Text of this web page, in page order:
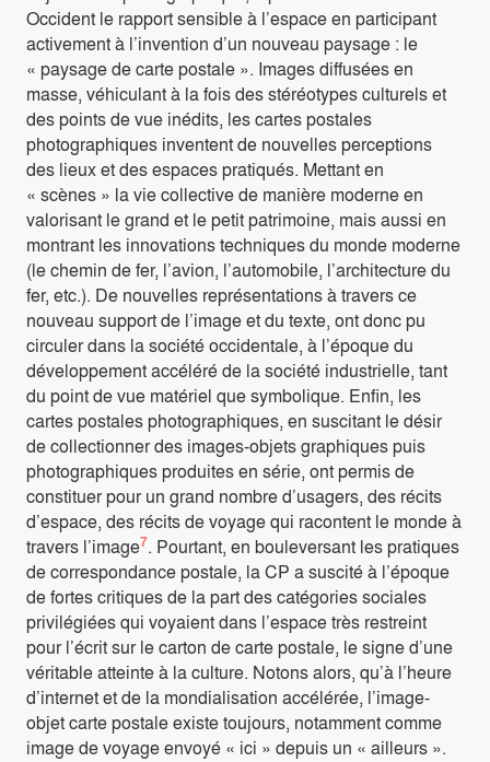
Occident le rapport sensible à l’espace en participant
activement à l’invention d’un nouveau paysage : le
« paysage de carte postale ». Images diffusées en
masse, véhiculant à la fois des stéréotypes culturels et
des points de vue inédits, les cartes postales
photographiques inventent de nouvelles perceptions
des lieux et des espaces pratiqués. Mettant en
« scènes » la vie collective de manière moderne en
valorisant le grand et le petit patrimoine, mais aussi en
montrant les innovations techniques du monde moderne
(le chemin de fer, l’avion, l’automobile, l’architecture du
fer, etc.). De nouvelles représentations à travers ce
nouveau support de l’image et du texte, ont donc pu
circuler dans la société occidentale, à l’époque du
développement accéléré de la société industrielle, tant
du point de vue matériel que symbolique. Enfin, les
cartes postales photographiques, en suscitant le désir
de collectionner des images-objets graphiques puis
photographiques produites en série, ont permis de
constituer pour un grand nombre d’usagers, des récits
d’espace, des récits de voyage qui racontent le monde à
travers l’image7. Pourtant, en bouleversant les pratiques
de correspondance postale, la CP a suscité à l’époque
de fortes critiques de la part des catégories sociales
privilégiées qui voyaient dans l’espace très restreint
pour l’écrit sur le carton de carte postale, le signe d’une
véritable atteinte à la culture. Notons alors, qu’à l’heure
d’internet et de la mondialisation accélérée, l’image-
objet carte postale existe toujours, notamment comme
image de voyage envoyé « ici » depuis un « ailleurs ».